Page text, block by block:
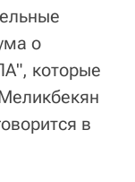
о
которые
в